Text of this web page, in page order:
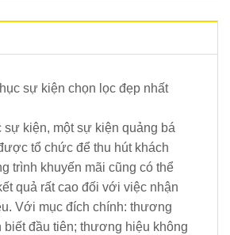
sự kiện chọn lọc đẹp nhất
kiện, một sự kiện quảng bá
tổ chức để thu hút khách
trình khuyến mãi cũng có thể
quả rất cao đối với việc nhận
Với mục đích chính: thương
biết đầu tiên; thương hiệu không